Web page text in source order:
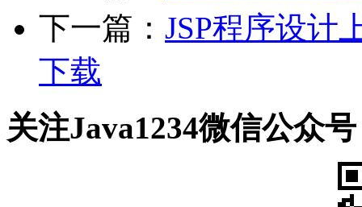
下一篇： JSP程序设计
下载
关注Java1234微信公众号